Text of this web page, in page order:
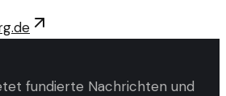
fundierte Nachrichten und